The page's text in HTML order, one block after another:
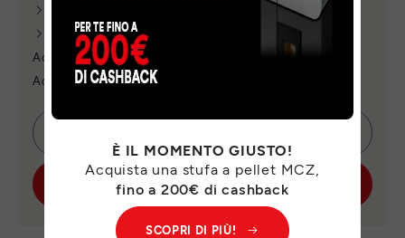
VEDI E-MAIL
Aderente alla campagna "Cashback MCZ"
Aderente alla campagna "Tasso zero"
SCOPRI IL PUNTO VENDITA
È IL MOMENTO GIUSTO!
Acquista una stufa a pellet MCZ,
fino a 200€ di cashback
SCOPRI DI PIÙ!